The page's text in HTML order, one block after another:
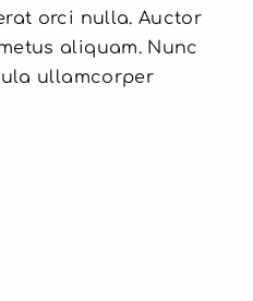
orci nulla. Auctor
aliquam. Nunc
ullamcorper